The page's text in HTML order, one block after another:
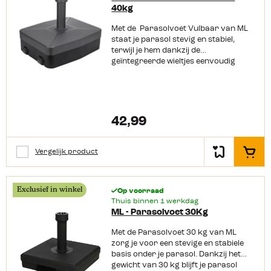
40kg
Met de Parasolvoet Vulbaar van ML
staat je parasol stevig en stabiel,
terwijl je hem dankzij de
geïntegreerde wieltjes eenvoudig
buisdiameter van 21 tot 54 mm
Rechthoekig model Voorzien van twee
handige wieltjes Zorgt voor extra
stabiliteit bij wind Eenvoudig te
verplaatsen zonder tillen Kleur: grijs
42,99
Vergelijk product In het
Exclusief in winkel
Op voorraad
Thuis binnen 1 werkdag
ML - Parasolvoet 30Kg
Met de Parasolvoet 30 kg van ML
zorg je voor een stevige en stabiele
basis onder je parasol. Dankzij het
gewicht van 30 kg blijft je parasol